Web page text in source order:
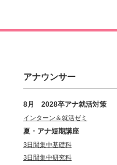
アナウンサー
8月 2028卒アナ就活対策
インターン＆就活ゼミ
夏・アナ短期講座
3日間集中基礎科
3日間集中研究科